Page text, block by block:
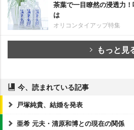
茶葉で一目瞭然の浸透力
は
オリコンタイアップ特集
もっと見
今、読まれている記事
戸塚純貴、結婚を発表
亜希 元夫・清原和博との現在の関係